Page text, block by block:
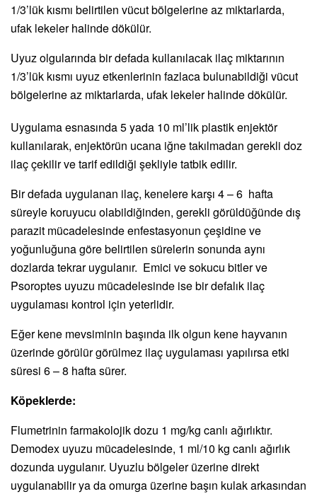
1/3’lük kısmı belirtilen vücut bölgelerine az miktarlarda,
ufak lekeler halinde dökülür.
Uyuz olgularında bir defada kullanılacak ilaç miktarının
1/3’lük kısmı uyuz etkenlerinin fazlaca bulunabildiği vücut
bölgelerine az miktarlarda, ufak lekeler halinde dökülür.
Uygulama esnasında 5 yada 10 ml’lik plastik enjektör
kullanılarak, enjektörün ucana iğne takılmadan gerekli doz
ilaç çekilir ve tarif edildiği şekliyle tatbik edilir.
Bir defada uygulanan ilaç, kenelere karşı 4 – 6 hafta
süreyle koruyucu olabildiğinden, gerekli görüldüğünde dış
parazit mücadelesinde enfestasyonun çeşidine ve
yoğunluğuna göre belirtilen sürelerin sonunda aynı
dozlarda tekrar uygulanır. Emici ve sokucu bitler ve
Psoroptes uyuzu mücadelesinde ise bir defalık ilaç
uygulaması kontrol için yeterlidir.
Eğer kene mevsiminin başında ilk olgun kene hayvanın
üzerinde görülür görülmez ilaç uygulaması yapılırsa etki
süresi 6 – 8 hafta sürer.
Köpeklerde:
Flumetrinin farmakolojik dozu 1 mg/kg canlı ağırlıktır.
Demodex uyuzu mücadelesinde, 1 ml/10 kg canlı ağırlık
dozunda uygulanır. Uyuzlu bölgeler üzerine direkt
uygulanabilir ya da omurga üzerine başın kulak arkasından